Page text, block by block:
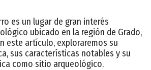
es un lugar de gran interés
ubicado en la región de Grado,
este artículo, exploraremos su
sus características notables y su
como sitio arqueológico.